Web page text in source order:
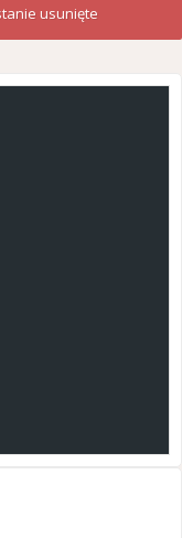
usunięte